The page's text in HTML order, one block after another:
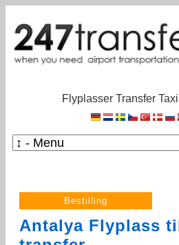
Flyplasser Transfer
Antalya Flyplass